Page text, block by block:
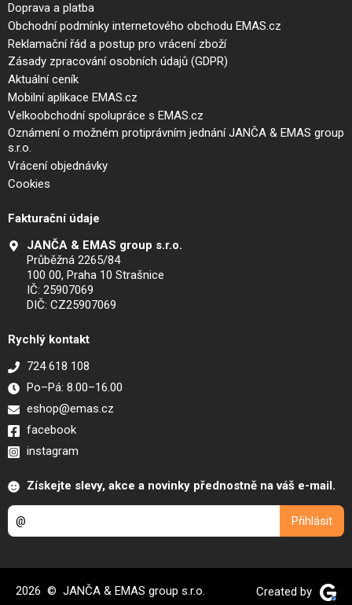
Doprava a platba
Obchodní podmínky internetového obchodu EMAS.cz
Reklamační řád a postup pro vrácení zboží
Zásady zpracování osobních údajů (GDPR)
Aktuální ceník
Mobilní aplikace EMAS.cz
Velkoobchodní spolupráce s EMAS.cz
Oznámení o možném protiprávním jednání JANČA & EMAS group
s.r.o.
Vrácení objednávky
Cookies
Fakturační údaje
JANČA & EMAS group s.r.o.
Průběžná 2265/84
100 00, Praha 10 Strašnice
IČ: 25907069
DIČ: CZ25907069
Rychlý kontakt
724 618 108
Po–Pá: 8.00–16.00
eshop@emas.cz
facebook
instagram
Získejte slevy, akce a novinky přednostně na váš e-mail.
2026 © JANČA & EMAS group s.r.o. Created by